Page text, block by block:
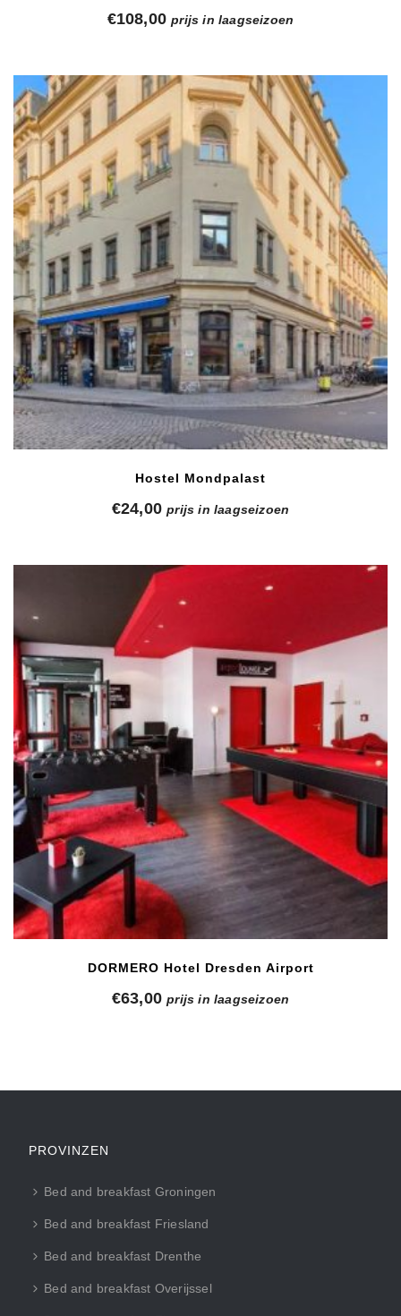
€108,00 prijs in laagseizoen
Hostel Mondpalast
€24,00 prijs in laagseizoen
DORMERO Hotel Dresden Airport
€63,00 prijs in laagseizoen
PROVINZEN
Bed and breakfast Groningen
Bed and breakfast Friesland
Bed and breakfast Drenthe
Bed and breakfast Overijssel